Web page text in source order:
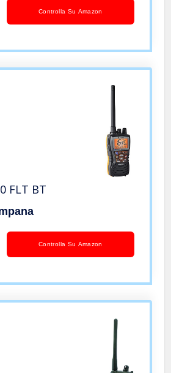
Controlla Su Amazon
FLT BT
Controlla Su Amazon